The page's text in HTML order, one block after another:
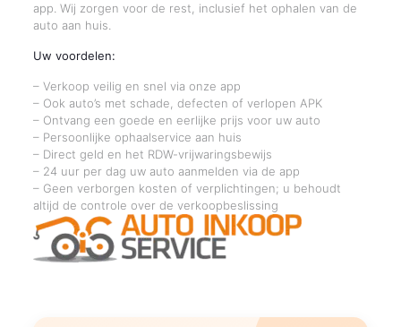
app. Wij zorgen voor de rest, inclusief het ophalen van de
auto aan huis.
Uw voordelen:
– Verkoop veilig en snel via onze app
– Ook auto’s met schade, defecten of verlopen APK
– Ontvang een goede en eerlijke prijs voor uw auto
– Persoonlijke ophaalservice aan huis
– Direct geld en het RDW-vrijwaringsbewijs
– 24 uur per dag uw auto aanmelden via de app
– Geen verborgen kosten of verplichtingen; u behoudt
altijd de controle over de verkoopbeslissing